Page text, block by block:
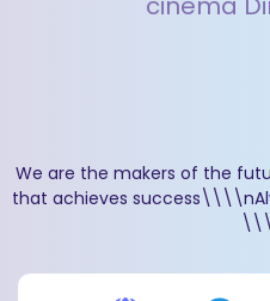
We are the makers of the
that achieves